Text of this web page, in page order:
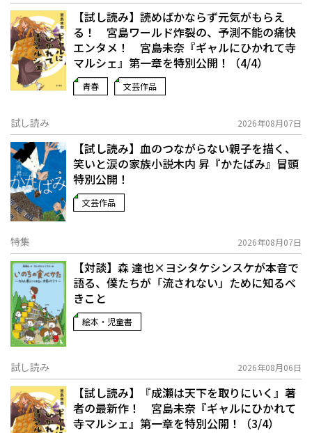
【試し読み】読めばかならず元気がもらえ
る！ 宮島ワールド炸裂の、予測不能の痛快
エンタメ！ 宮島未奈『ギャルにひかれて寺
マルシェ』第一章を特別公開！（4/4）
青春 文芸作品
試し読み 2026年08月07日
【試し読み】血のつながらない親子を描く、
笑いと涙の家族小説――木内 昇『かたばみ』冒頭
特別公開！
文芸作品
特集 2026年08月07日
【対談】森 達也×ヨシタケシンスケが本音で
語る、僕たちが「流されない」ために知るべ
きこと
絵本・児童書
試し読み 2026年08月06日
【試し読み】『成瀬は天下を取りにいく』著
者の最新作！ 宮島未奈『ギャルにひかれて
寺マルシェ』第一章を特別公開！（3/4）